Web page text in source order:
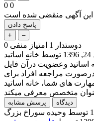
0 0
این آگهی منقضی شده است
0 دوستدار 1 امتیاز منفی
توسط خانه اساتید
اساتید وعضویت درآن فایل
مراجعه افراد برای
های شما، خانه اساتید
متخصص معرفی میکند
توسط وحیده سوراخ بزرگ